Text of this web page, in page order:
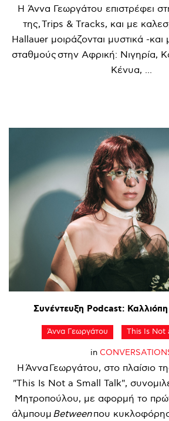
Η Άννα Γεωργάτου επιστρέφει
της, Trips & Tracks, και με
Hallauer μοιράζονται μυστικά -
σταθμούς στην Αφρική: Νιγηρία,
Κένυα, ...
Συνέντευξη Podcast: Καλλιόπη
Άννα Γεωργάτου This Is Not
in
Η Άννα Γεωργάτου, στο πλαίσιο
"This Is Not a Small Talk",
Μητροπούλου, με αφορμή το
άλμπουμ Betweenπου